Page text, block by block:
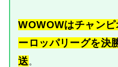
WOWOWはチャン
ーロッパリーグを決
送 。